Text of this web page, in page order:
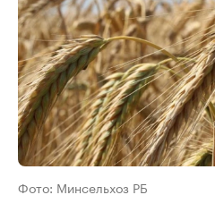
Фото: Минсельхоз РБ